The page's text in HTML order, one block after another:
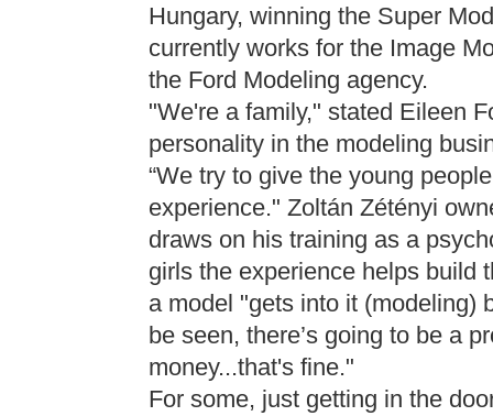
Hungary, winning the Super
currently works for the Image
the Ford Modeling agency.
"We're a family," stated Eileen
personality in the modeling
“We try to give the young
experience." Zoltán Zétényi
draws on his training as a
girls the experience helps build
a model "gets into it (modeling)
be seen, there’s going to be a
money...that's fine."
For some, just getting in the